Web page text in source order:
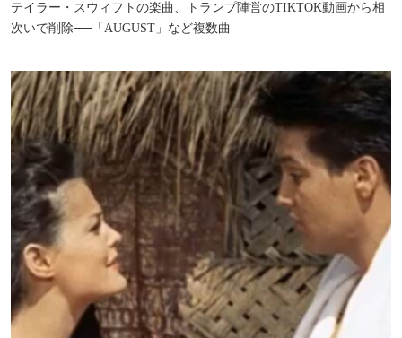
テイラー・スウィフトの楽曲、トランプ陣営のTIKTOK動画から相
次いで削除──「AUGUST」など複数曲